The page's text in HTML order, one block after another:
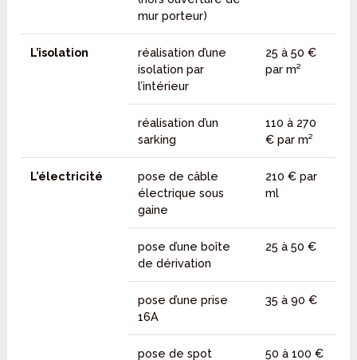
mur porteur)
L’isolation
réalisation d’une
isolation par
l’intérieur
25 à 50 €
par m²
réalisation d’un
sarking
110 à 270
€ par m²
L’électricité
pose de câble
électrique sous
gaine
210 € par
ml
pose d’une boîte
de dérivation
25 à 50 €
pose d’une prise
16A
35 à 90 €
pose de spot 50 à 100 €